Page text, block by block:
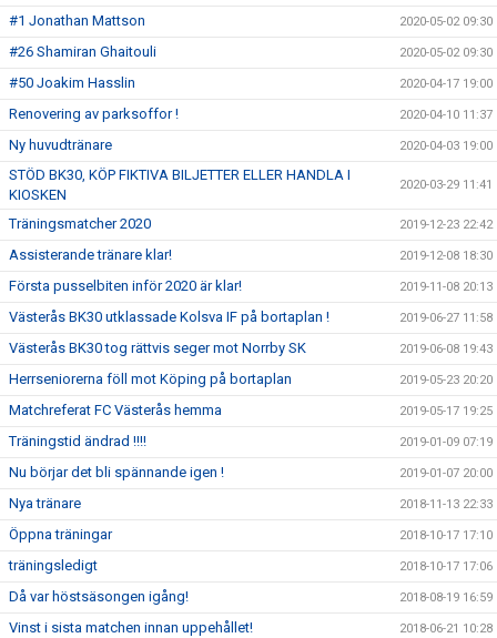
#1 Jonathan Mattson 2020-05-02 09:30
#26 Shamiran Ghaitouli 2020-05-02 09:30
#50 Joakim Hasslin 2020-04-17 19:00
Renovering av parksoffor ! 2020-04-10 11:37
Ny huvudtränare 2020-04-03 19:00
STÖD BK30, KÖP FIKTIVA BILJETTER ELLER HANDLA I
KIOSKEN
2020-03-29 11:41
Träningsmatcher 2020 2019-12-23 22:42
Assisterande tränare klar! 2019-12-08 18:30
Första pusselbiten inför 2020 är klar! 2019-11-08 20:13
Västerås BK30 utklassade Kolsva IF på bortaplan ! 2019-06-27 11:58
Västerås BK30 tog rättvis seger mot Norrby SK 2019-06-08 19:43
Herrseniorerna föll mot Köping på bortaplan 2019-05-23 20:20
Matchreferat FC Västerås hemma 2019-05-17 19:25
Träningstid ändrad !!!! 2019-01-09 07:19
Nu börjar det bli spännande igen ! 2019-01-07 20:00
Nya tränare 2018-11-13 22:33
Öppna träningar 2018-10-17 17:10
träningsledigt 2018-10-17 17:06
Då var höstsäsongen igång! 2018-08-19 16:59
Vinst i sista matchen innan uppehållet! 2018-06-21 10:28